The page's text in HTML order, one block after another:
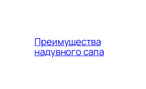
Преимущества
надувного сапа